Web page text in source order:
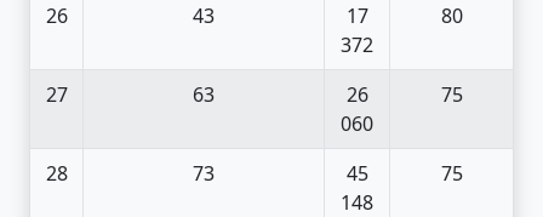
26 43
17
372
80
27 63
26
060
75
28 73
45
148
75